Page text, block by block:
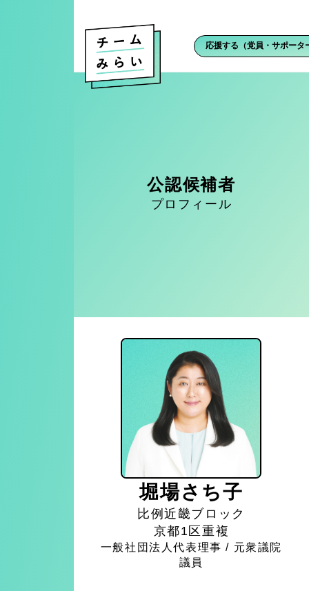
応援する（党員・サポータ
公認候補者
プロフィール
堀場さち子
比例近畿ブロック
京都1区重複
一般社団法人代表理事 / 元衆議院
議員